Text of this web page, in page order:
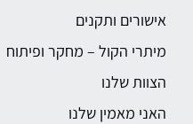
אישורים ותקנים
מיתרי הקול – מחקר ופיתוח
הצוות שלנו
האני מאמין שלנו